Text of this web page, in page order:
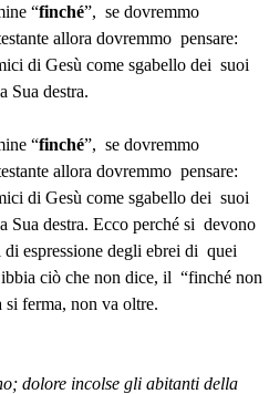
“finché”, se dovremmo
allora dovremmo pensare:
di Gesù come sgabello dei suoi
Sua destra.
“finché”, se dovremmo
allora dovremmo pensare:
di Gesù come sgabello dei suoi
Sua destra. Ecco perché si devono
espressione degli ebrei di quei
ciò che non dice, il “finché non
si ferma, non va oltre.
dolore incolse gli abitanti della